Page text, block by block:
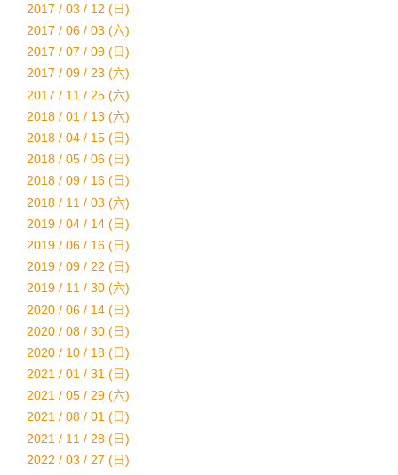
2017 / 03 / 12 (日)
2017 / 06 / 03 (六)
2017 / 07 / 09 (日)
2017 / 09 / 23 (六)
2017 / 11 / 25 (六)
2018 / 01 / 13 (六)
2018 / 04 / 15 (日)
2018 / 05 / 06 (日)
2018 / 09 / 16 (日)
2018 / 11 / 03 (六)
2019 / 04 / 14 (日)
2019 / 06 / 16 (日)
2019 / 09 / 22 (日)
2019 / 11 / 30 (六)
2020 / 06 / 14 (日)
2020 / 08 / 30 (日)
2020 / 10 / 18 (日)
2021 / 01 / 31 (日)
2021 / 05 / 29 (六)
2021 / 08 / 01 (日)
2021 / 11 / 28 (日)
2022 / 03 / 27 (日)